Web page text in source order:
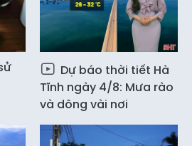
Dự báo thời tiết Hà
Tĩnh ngày 4/8: Mưa rào
và dông vài nơi